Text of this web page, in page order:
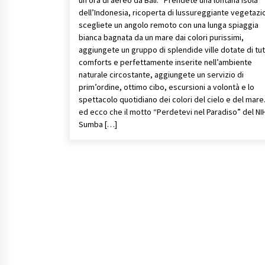
dell’Indonesia, ricoperta di lussureggiante
scegliete un angolo remoto con una lunga spiaggia
bianca bagnata da un mare dai colori purissimi,
aggiungete un gruppo di splendide ville dotate di
comforts e perfettamente inserite nell’ambiente
naturale circostante, aggiungete un servizio di
prim’ordine, ottimo cibo, escursioni a volontà e lo
spettacolo quotidiano dei colori del cielo e del
ed ecco che il motto “Perdetevi nel Paradiso” del
Sumba […]